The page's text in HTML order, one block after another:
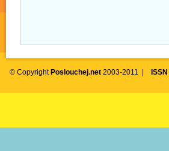
© Copyright Poslouchej.net 2003-2011 | ISSN